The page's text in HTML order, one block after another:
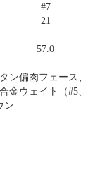
#7
21
57.0
ン偏肉フェース、
金ウェイト（#5、
ン